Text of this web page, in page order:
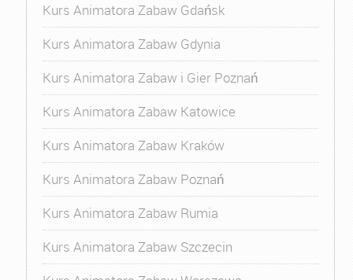
Kurs Animatora Zabaw Gdańsk
Kurs Animatora Zabaw Gdynia
Kurs Animatora Zabaw i Gier Poznań
Kurs Animatora Zabaw Katowice
Kurs Animatora Zabaw Kraków
Kurs Animatora Zabaw Poznań
Kurs Animatora Zabaw Rumia
Kurs Animatora Zabaw Szczecin